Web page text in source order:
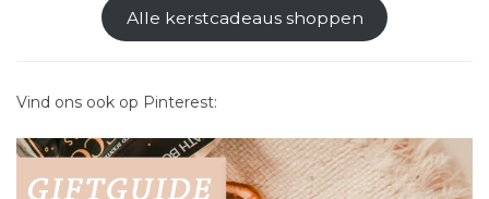
Alle kerstcadeaus shoppen
Vind ons ook op Pinterest: